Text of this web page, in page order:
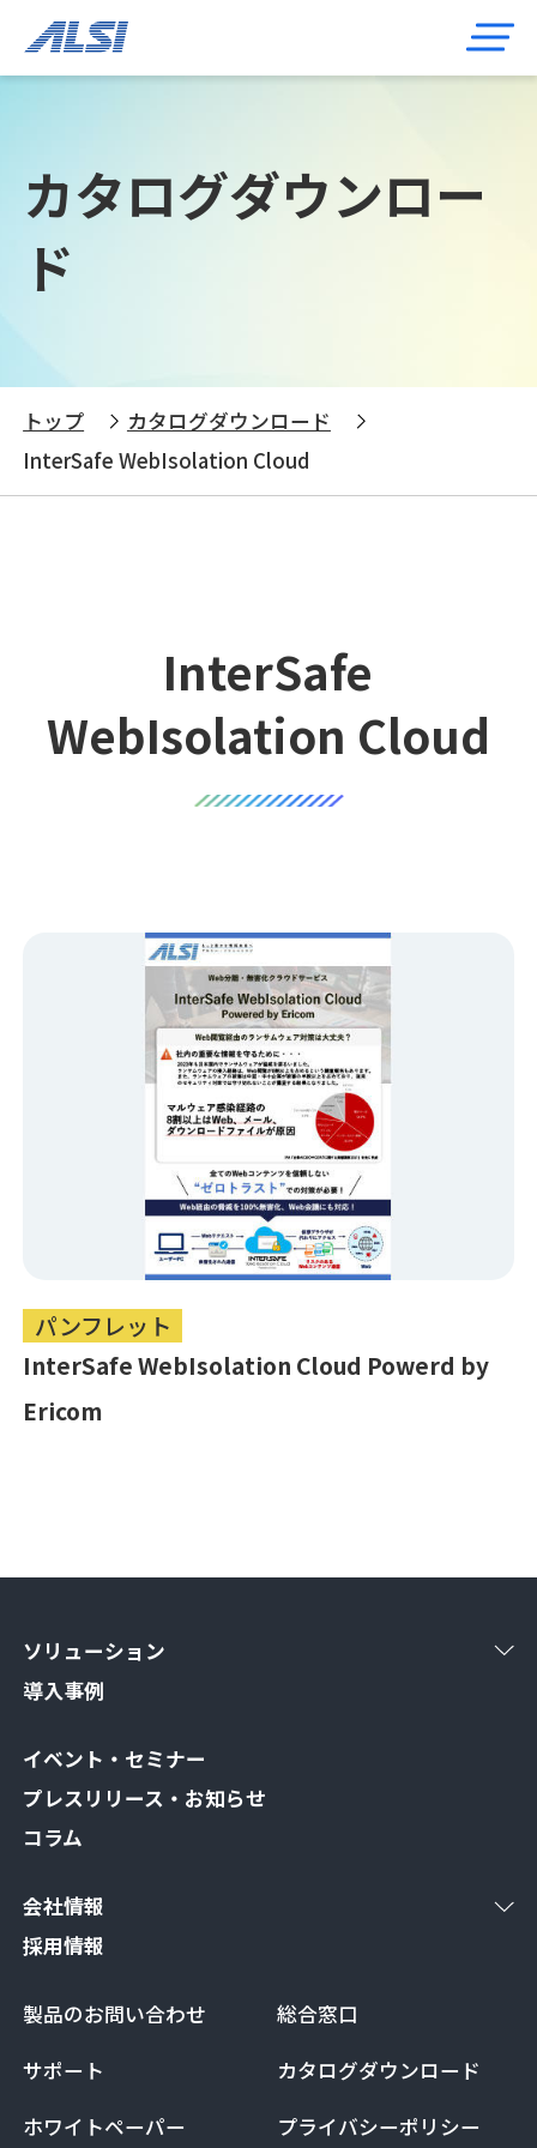
カタログダウンロー
ド
トップ
カタログダウンロード
InterSafe WebIsolation Cloud
InterSafe
WebIsolation Cloud
パンフレット
InterSafe WebIsolation Cloud Powerd by
Ericom
ソリューション
導入事例
イベント・セミナー
プレスリリース・お知らせ
コラム
会社情報
採用情報
製品のお問い合わせ
総合窓口
サポート
カタログダウンロード
ホワイトペーパー
プライバシーポリシー